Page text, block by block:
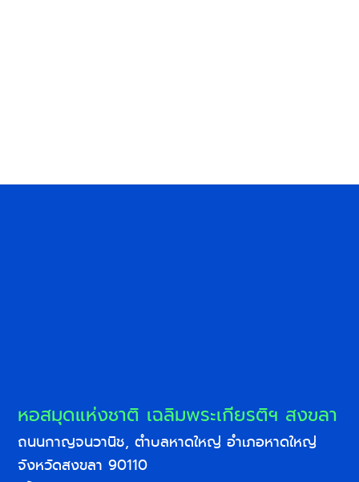
หอสมุดแห่งชาติ เฉลิมพระเกียรติฯ สงขลา
ถนนกาญจนวานิช, ตำบลหาดใหญ่ อำเภอหาดใหญ่
จังหวัดสงขลา 90110